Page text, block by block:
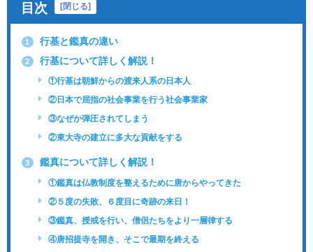
目次 閉じる
1 行基と鑑真の違い
2 行基について詳しく解説！
①行基は朝鮮からの渡来人系の日本人
②日本で屈指の社会事業を行う社会事業家
③なぜか弾圧されてしまう
②東大寺の建立に多大な貢献をする
3 鑑真について詳しく解説！
①鑑真は仏教制度を整えるために唐からやってきた
②５度の失敗、６度目に奇跡の来日！
③鑑真、授戒を行い、僧侶たちをより一層律する
④唐招提寺を開き、そこで最期を終える